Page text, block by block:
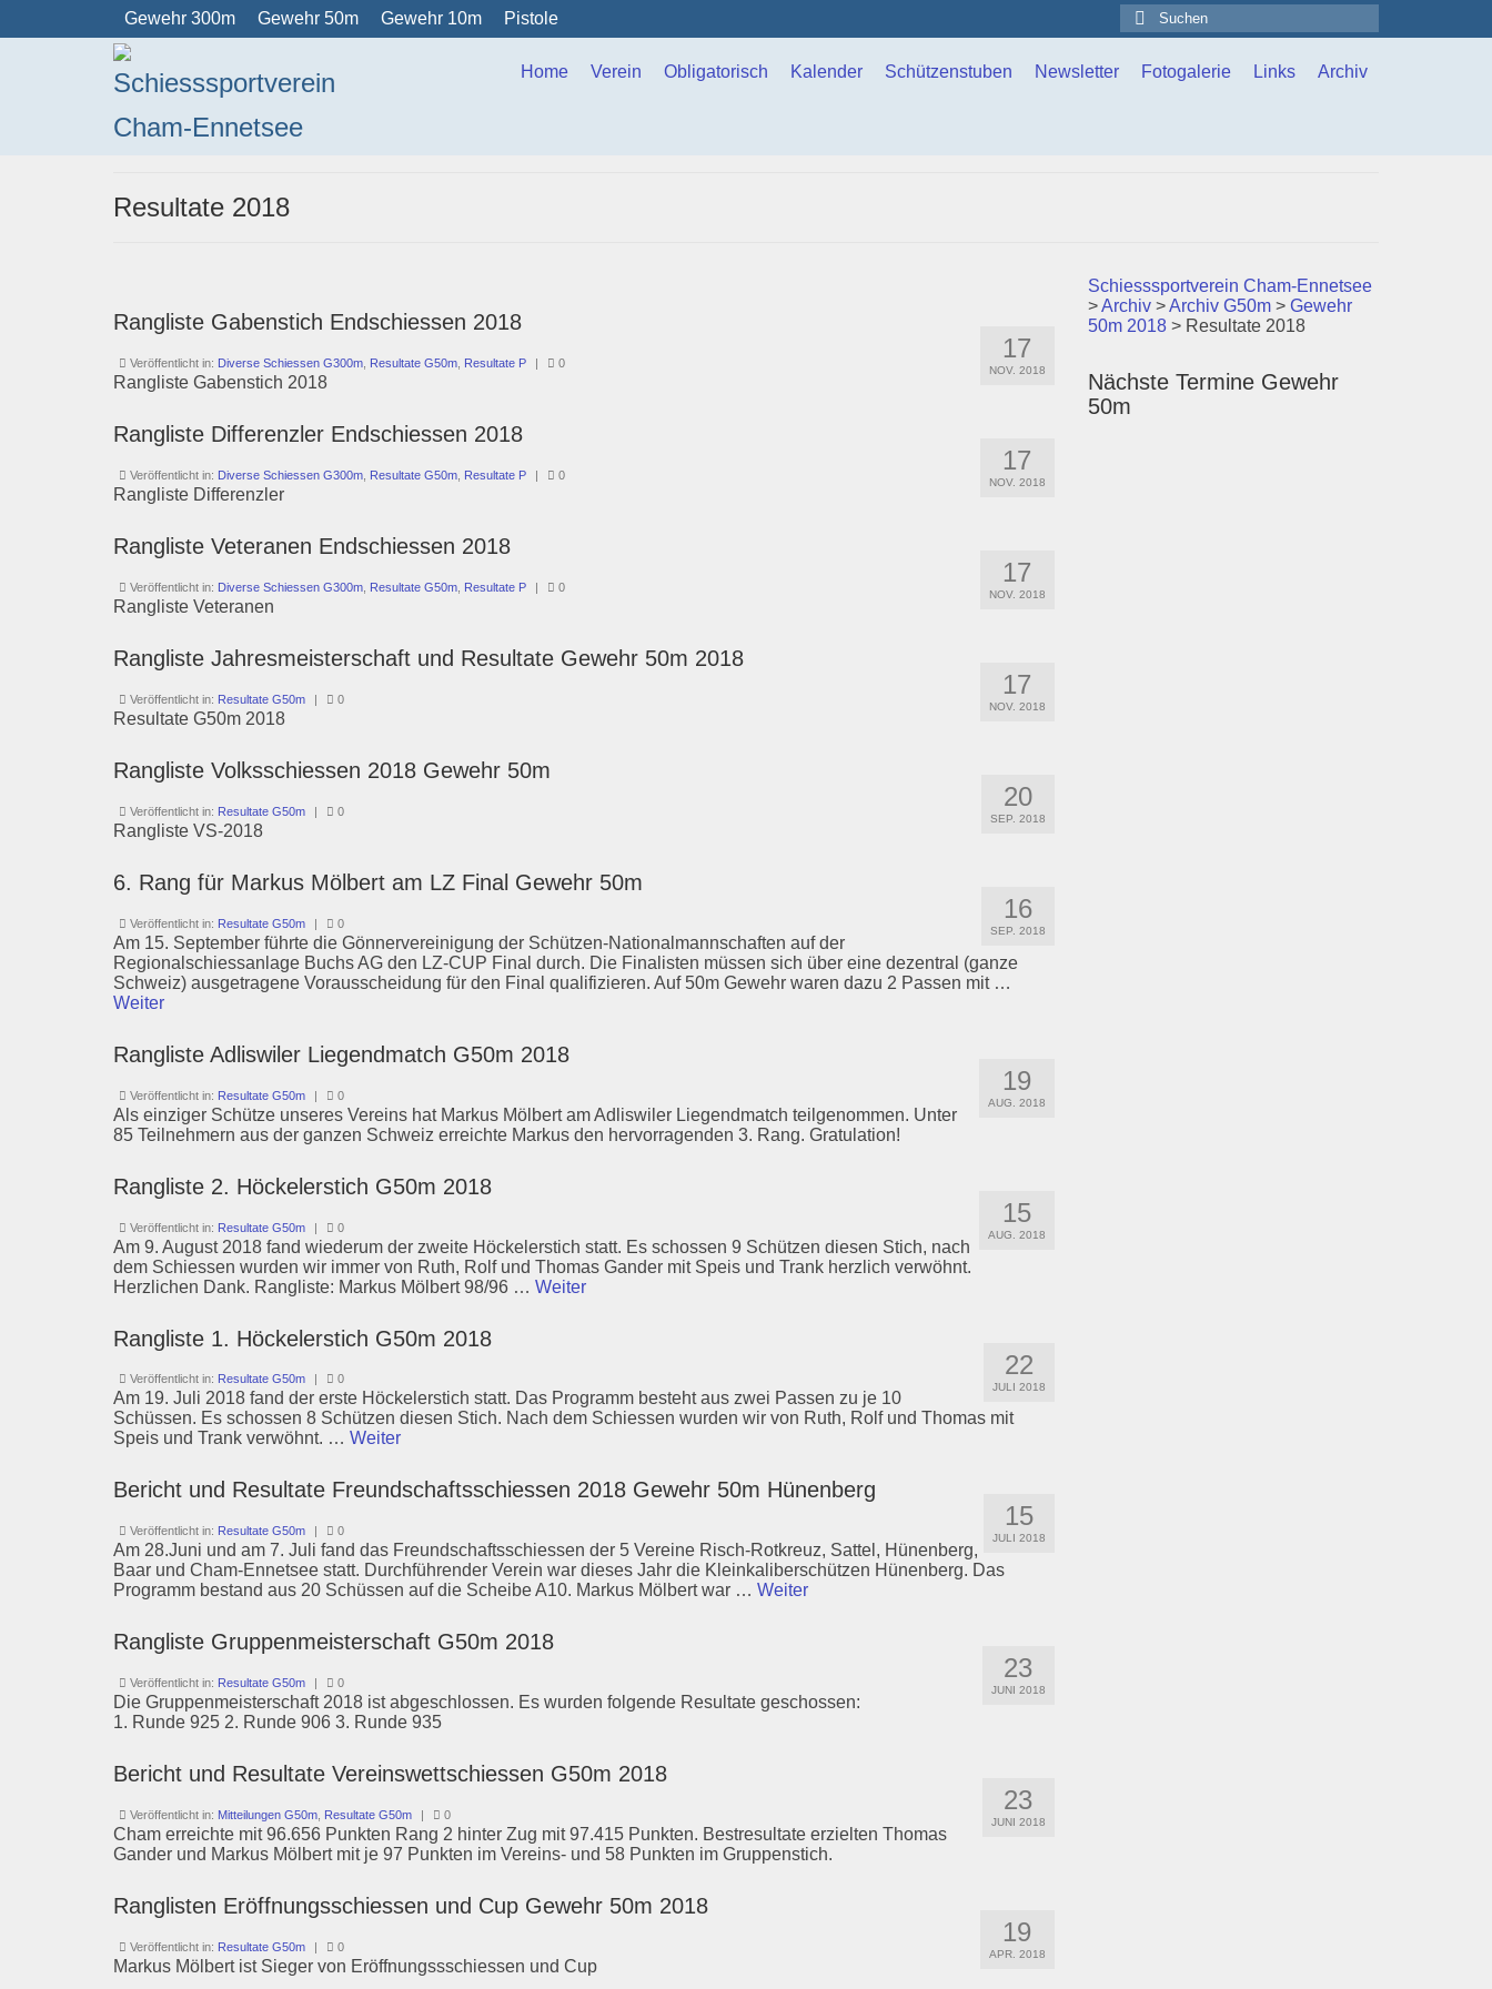
Gewehr 300m Gewehr 50m Gewehr 10m Pistole
Suchen
nach:
Home Verein Obligatorisch Kalender Schützenstuben Newsletter Fotogalerie Links Archiv
Resultate 2018
17
NOV. 2018
Rangliste Gabenstich Endschiessen 2018
Veröffentlicht in: Diverse Schiessen G300m Resultate G50m Resultate P | 0
Rangliste Gabenstich 2018
17
NOV. 2018
Rangliste Differenzler Endschiessen 2018
Veröffentlicht in: Diverse Schiessen G300m Resultate G50m Resultate P | 0
Rangliste Differenzler
17
NOV. 2018
Rangliste Veteranen Endschiessen 2018
Veröffentlicht in: Diverse Schiessen G300m Resultate G50m Resultate P | 0
Rangliste Veteranen
17
NOV. 2018
Rangliste Jahresmeisterschaft und Resultate Gewehr 50m 2018
Veröffentlicht in: Resultate G50m | 0
Resultate G50m 2018
20
SEP. 2018
Rangliste Volksschiessen 2018 Gewehr 50m
Veröffentlicht in: Resultate G50m | 0
Rangliste VS-2018
16
SEP. 2018
6. Rang für Markus Mölbert am LZ Final Gewehr 50m
Veröffentlicht in: Resultate G50m | 0
Am 15. September führte die Gönnervereinigung der Schützen-Nationalmannschaften auf der
Regionalschiessanlage Buchs AG den LZ-CUP Final durch. Die Finalisten müssen sich über eine dezentral (ganze
Schweiz) ausgetragene Vorausscheidung für den Final qualifizieren. Auf 50m Gewehr waren dazu 2 Passen mit …
Weiter
19
AUG. 2018
Rangliste Adliswiler Liegendmatch G50m 2018
Veröffentlicht in: Resultate G50m | 0
Als einziger Schütze unseres Vereins hat Markus Mölbert am Adliswiler Liegendmatch teilgenommen. Unter
85 Teilnehmern aus der ganzen Schweiz erreichte Markus den hervorragenden 3. Rang. Gratulation!
15
AUG. 2018
Rangliste 2. Höckelerstich G50m 2018
Veröffentlicht in: Resultate G50m | 0
Am 9. August 2018 fand wiederum der zweite Höckelerstich statt. Es schossen 9 Schützen diesen Stich, nach
dem Schiessen wurden wir immer von Ruth, Rolf und Thomas Gander mit Speis und Trank herzlich verwöhnt.
Herzlichen Dank. Rangliste: Markus Mölbert 98/96 … Weiter
22
JULI 2018
Rangliste 1. Höckelerstich G50m 2018
Veröffentlicht in: Resultate G50m 0
Am 19. Juli 2018 fand der erste Höckelerstich statt. Das Programm besteht aus zwei Passen zu je 10
Schüssen. Es schossen 8 Schützen diesen Stich. Nach dem Schiessen wurden wir von Ruth, Rolf und Thomas mit
Speis und Trank verwöhnt. … Weiter
15
JULI 2018
Bericht und Resultate Freundschaftsschiessen 2018 Gewehr 50m Hünenberg
Veröffentlicht in: Resultate G50m 0
Am 28.Juni und am 7. Juli fand das Freundschaftsschiessen der 5 Vereine Risch-Rotkreuz, Sattel, Hünenberg,
Baar und Cham-Ennetsee statt. Durchführender Verein war dieses Jahr die Kleinkaliberschützen Hünenberg. Das
Programm bestand aus 20 Schüssen auf die Scheibe A10. Markus Mölbert war … Weiter
23
JUNI 2018
Rangliste Gruppenmeisterschaft G50m 2018
Veröffentlicht in: Resultate G50m 0
Die Gruppenmeisterschaft 2018 ist abgeschlossen. Es wurden folgende Resultate geschossen:
1. Runde 925 2. Runde 906 3. Runde 935
23
JUNI 2018
Bericht und Resultate Vereinswettschiessen G50m 2018
Veröffentlicht in: Mitteilungen G50m Resultate G50m 0
Cham erreichte mit 96.656 Punkten Rang 2 hinter Zug mit 97.415 Punkten. Bestresultate erzielten Thomas
Gander und Markus Mölbert mit je 97 Punkten im Vereins- und 58 Punkten im Gruppenstich.
19
APR. 2018
Ranglisten Eröffnungsschiessen und Cup Gewehr 50m 2018
Veröffentlicht in: Resultate G50m | 0
Markus Mölbert ist Sieger von Eröffnungssschiessen und Cup
Schiesssportverein Cham-Ennetsee
>Archiv>Archiv G50m> Gewehr
50m 2018> Resultate 2018
Nächste Termine Gewehr
50m